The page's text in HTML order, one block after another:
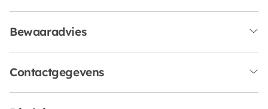
Bewaaradvies
Contactgegevens